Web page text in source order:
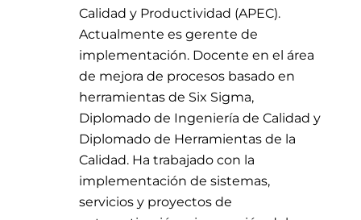
Calidad y Productividad (APEC).
Actualmente es gerente de
implementación. Docente en el área
de mejora de procesos basado en
herramientas de Six Sigma,
Diplomado de Ingeniería de Calidad y
Diplomado de Herramientas de la
Calidad. Ha trabajado con la
implementación de sistemas,
servicios y proyectos de